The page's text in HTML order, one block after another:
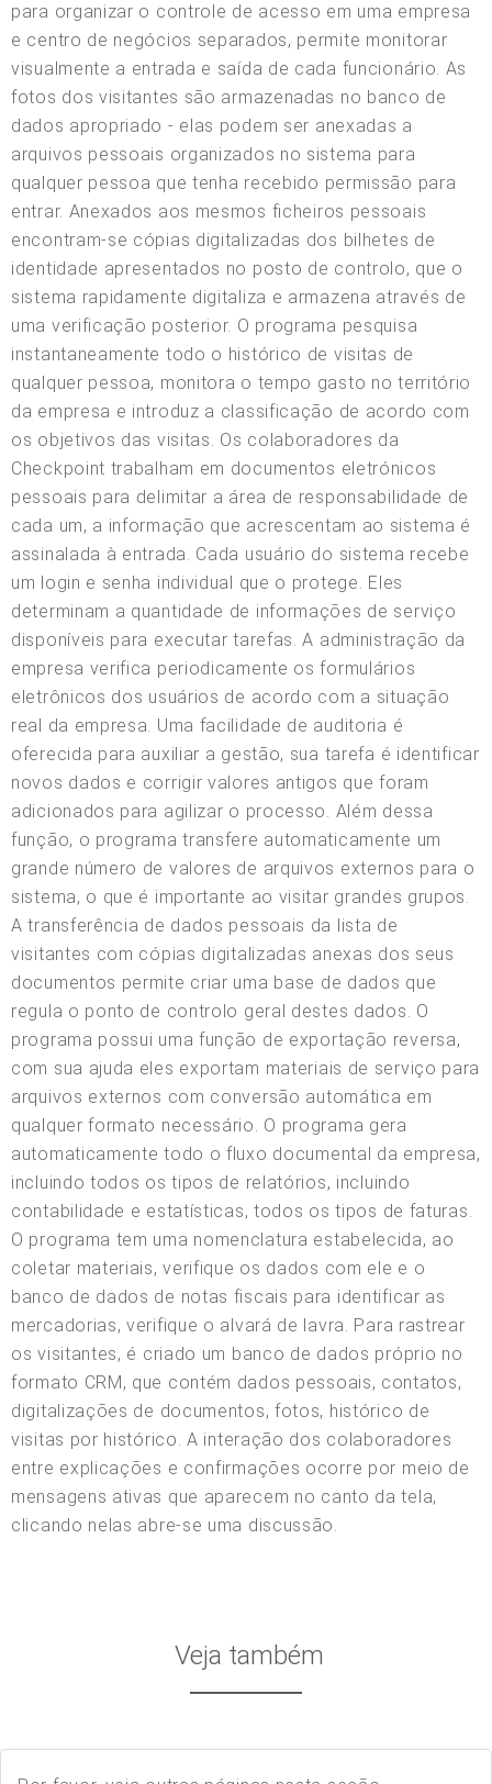
para organizar o controle de acesso em uma empresa
e centro de negócios separados, permite monitorar
visualmente a entrada e saída de cada funcionário. As
fotos dos visitantes são armazenadas no banco de
dados apropriado - elas podem ser anexadas a
arquivos pessoais organizados no sistema para
qualquer pessoa que tenha recebido permissão para
entrar. Anexados aos mesmos ficheiros pessoais
encontram-se cópias digitalizadas dos bilhetes de
identidade apresentados no posto de controlo, que o
sistema rapidamente digitaliza e armazena através de
uma verificação posterior. O programa pesquisa
instantaneamente todo o histórico de visitas de
qualquer pessoa, monitora o tempo gasto no território
da empresa e introduz a classificação de acordo com
os objetivos das visitas. Os colaboradores da
Checkpoint trabalham em documentos eletrónicos
pessoais para delimitar a área de responsabilidade de
cada um, a informação que acrescentam ao sistema é
assinalada à entrada. Cada usuário do sistema recebe
um login e senha individual que o protege. Eles
determinam a quantidade de informações de serviço
disponíveis para executar tarefas. A administração da
empresa verifica periodicamente os formulários
eletrônicos dos usuários de acordo com a situação
real da empresa. Uma facilidade de auditoria é
oferecida para auxiliar a gestão, sua tarefa é identificar
novos dados e corrigir valores antigos que foram
adicionados para agilizar o processo. Além dessa
função, o programa transfere automaticamente um
grande número de valores de arquivos externos para o
sistema, o que é importante ao visitar grandes grupos.
A transferência de dados pessoais da lista de
visitantes com cópias digitalizadas anexas dos seus
documentos permite criar uma base de dados que
regula o ponto de controlo geral destes dados. O
programa possui uma função de exportação reversa,
com sua ajuda eles exportam materiais de serviço para
arquivos externos com conversão automática em
qualquer formato necessário. O programa gera
automaticamente todo o fluxo documental da empresa,
incluindo todos os tipos de relatórios, incluindo
contabilidade e estatísticas, todos os tipos de faturas.
O programa tem uma nomenclatura estabelecida, ao
coletar materiais, verifique os dados com ele e o
banco de dados de notas fiscais para identificar as
mercadorias, verifique o alvará de lavra. Para rastrear
os visitantes, é criado um banco de dados próprio no
formato CRM, que contém dados pessoais, contatos,
digitalizações de documentos, fotos, histórico de
visitas por histórico. A interação dos colaboradores
entre explicações e confirmações ocorre por meio de
mensagens ativas que aparecem no canto da tela,
clicando nelas abre-se uma discussão.
Veja também